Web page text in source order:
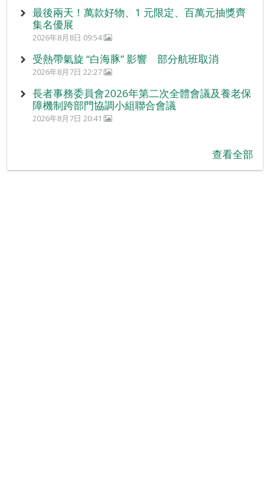
最後兩天！萬款好物、1 元限定、百萬元抽獎齊
集名優展
2026年8月8日 09:54
受熱帶氣旋 “白海豚” 影響 部分航班取消
2026年8月7日 22:27
長者事務委員會2026年第二次全體會議及養老保
障機制跨部門協調小組聯合會議
2026年8月7日 20:41
查看全部